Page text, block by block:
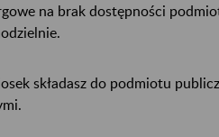
na brak dostępności
składasz do podmiotu